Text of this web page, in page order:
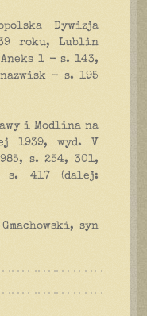
Dywizja
roku, Lublin
1 - s. 143,
- s. 195
i Modlina na
1939, wyd. V
s. 254, 301,
s. 417 (dalej:
syn